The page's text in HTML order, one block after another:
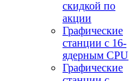
скидкой по
акции
Графические
станции с 16-
ядерным CPU
Графические